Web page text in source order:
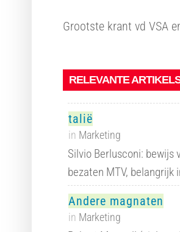
Grootste krant vd VSA
RELEVANTE
talië
in Marketing
Silvio Berlusconi: bewijs
bezaten MTV, belangrijk
Andere magnaten
in Marketing